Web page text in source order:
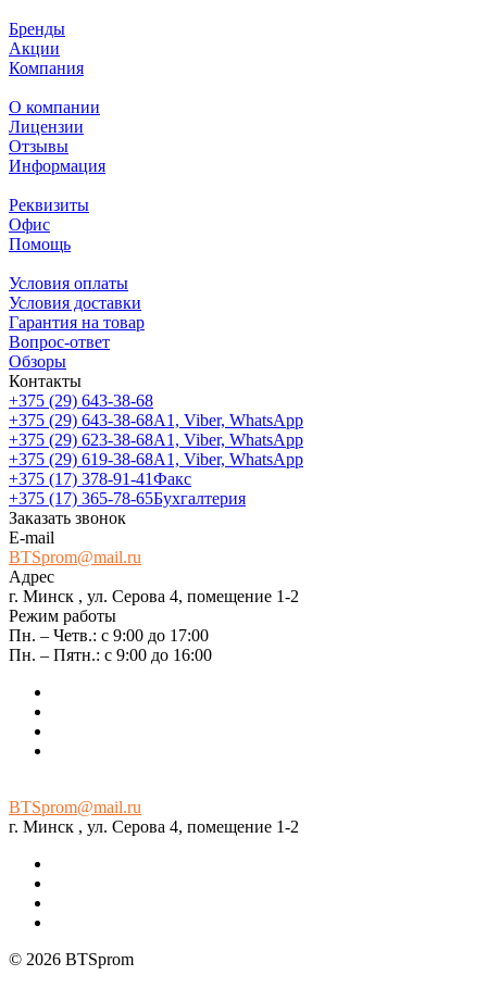
Бренды
Акции
Компания
О компании
Лицензии
Отзывы
Информация
Реквизиты
Офис
Помощь
Условия оплаты
Условия доставки
Гарантия на товар
Вопрос-ответ
Обзоры
Контакты
+375 (29) 643-38-68
+375 (29) 643-38-68А1, Viber, WhatsApp
+375 (29) 623-38-68А1, Viber, WhatsApp
+375 (29) 619-38-68А1, Viber, WhatsApp
+375 (17) 378-91-41Факс
+375 (17) 365-78-65Бухгалтерия
Заказать звонок
E-mail
BTSprom@mail.ru
Адрес
г. Минск , ул. Серова 4, помещение 1-2
Режим работы
Пн. – Четв.: с 9:00 до 17:00
Пн. – Пятн.: с 9:00 до 16:00
BTSprom@mail.ru
г. Минск , ул. Серова 4, помещение 1-2
© 2026 BTSprom